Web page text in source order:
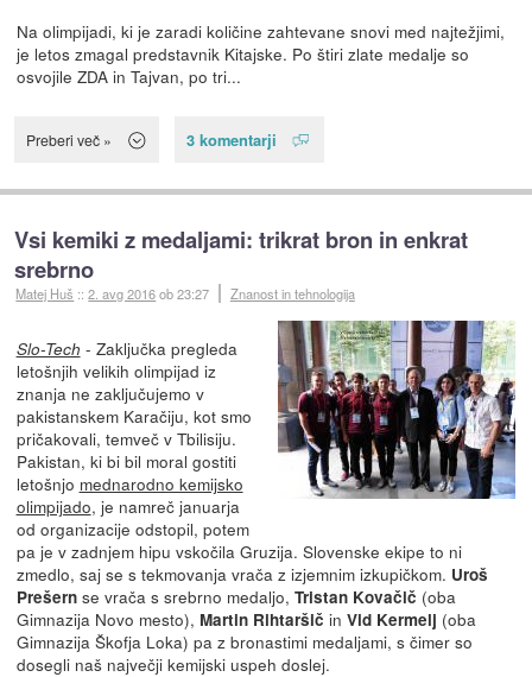
Na olimpijadi, ki je zaradi količine zahtevane snovi med najtežjimi,
je letos zmagal predstavnik Kitajske. Po štiri zlate medalje so
osvojile ZDA in Tajvan, po tri...
Preberi več » 3 komentarji
Vsi kemiki z medaljami: trikrat bron in enkrat
srebrno
Matej Huš ::2. avg 2016ob 23:27 Znanost in tehnologija
Slo-Tech - Zaključka pregleda
letošnjih velikih olimpijad iz
znanja ne zaključujemo v
pakistanskem Karačiju, kot smo
pričakovali, temveč v Tbilisiju.
Pakistan, ki bi bil moral gostiti
letošnjo mednarodno kemijsko
olimpijado, je namreč januarja
od organizacije odstopil, potem
pa je v zadnjem hipu vskočila Gruzija. Slovenske ekipe to ni
zmedlo, saj se s tekmovanja vrača z izjemnim izkupičkom. Uroš
Prešernse vrača s srebrno medaljo, Tristan Kovačič (oba
Gimnazija Novo mesto), Martin Rihtaršič in Vid Kermelj (oba
Gimnazija Škofja Loka) pa z bronastimi medaljami, s čimer so
dosegli naš največji kemijski uspeh doslej.